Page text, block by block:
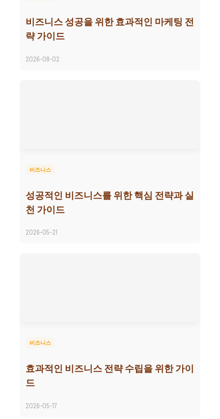
비즈니스 성공을 위한 효과적인 마케팅 전
략 가이드
2026-08-02
비즈니스
성공적인 비즈니스를 위한 핵심 전략과 실
천 가이드
2026-05-21
비즈니스
효과적인 비즈니스 전략 수립을 위한 가이
드
2026-05-17